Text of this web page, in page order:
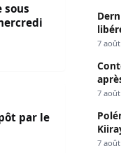
sous
et
par le doyen des
par le
7
7
7